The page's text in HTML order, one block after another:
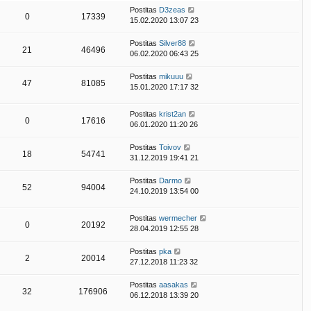
0 17339
Postitas D3zeas
15.02.2020 13:07 23
21 46496
Postitas Silver88
06.02.2020 06:43 25
47 81085
Postitas mikuuu
15.01.2020 17:17 32
0 17616
Postitas krist2an
06.01.2020 11:20 26
18 54741
Postitas Toivov
31.12.2019 19:41 21
52 94004
Postitas Darmo
24.10.2019 13:54 00
0 20192
Postitas wermecher
28.04.2019 12:55 28
2 20014
Postitas pka
27.12.2018 11:23 32
32 176906
Postitas aasakas
06.12.2018 13:39 20